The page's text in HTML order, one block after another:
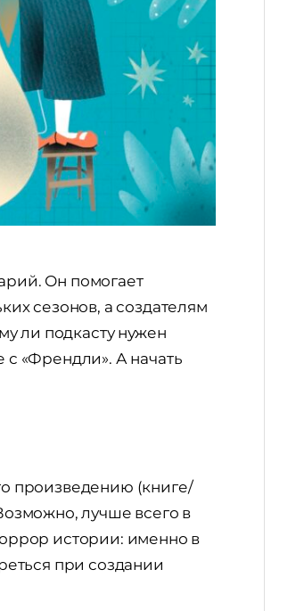
Он помогает
сезонов, а создателям
ли подкасту нужен
«Френдли». А начать
произведению (книге/
лучше всего в
истории: именно в
при создании